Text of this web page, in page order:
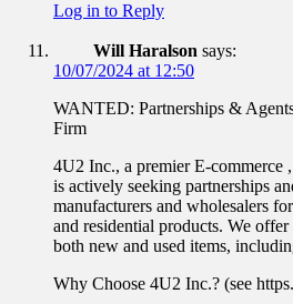
Log in to Reply
Will Haralson says:
10/07/2024 at 12:50
WANTED: Partnerships &
Firm
4U2 Inc., a premier E-commerce
is actively seeking partnerships
manufacturers and wholesalers
and residential products. We
both new and used items,
Why Choose 4U2 Inc.? (see